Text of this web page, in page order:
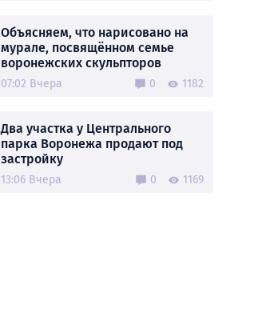
Объясняем, что нарисовано на
мурале, посвящённом семье
воронежских скульпторов
07:02 Вчера 0 1182
Два участка у Центрального
парка Воронежа продают под
застройку
13:06 Вчера 0 1169